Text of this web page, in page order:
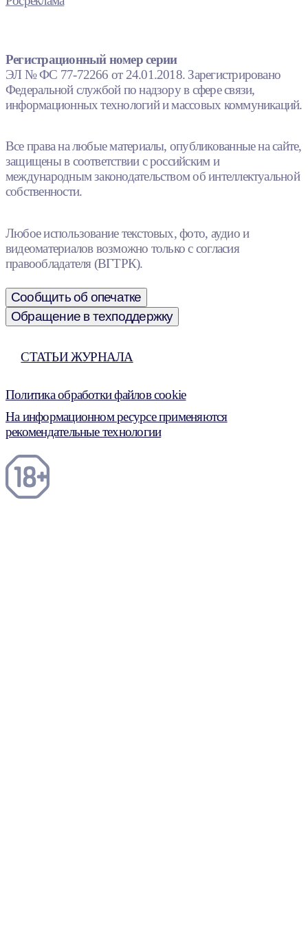
Регистрационный номер серии
ЭЛ № ФС 77-72266 от 24.01.2018. Зарегистрировано
Федеральной службой по надзору в сфере связи,
информационных технологий и массовых коммуникаций.
Все права на любые материалы, опубликованные на сайте,
защищены в соответствии с российским и
международным законодательством об интеллектуальной
собственности.
Любое использование текстовых, фото, аудио и
видеоматериалов возможно только с согласия
правообладателя (ВГТРК).
Сообщить об опечатке
Обращение в техподдержку
СТАТЬИ ЖУРНАЛА
Политика обработки файлов cookie
На информационном ресурсе применяются
рекомендательные технологии